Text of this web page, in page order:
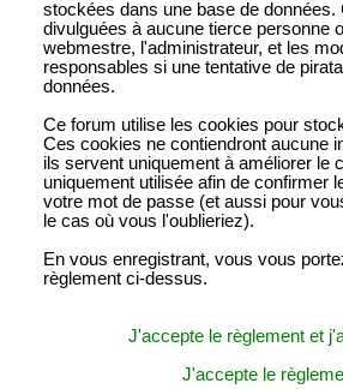
stockées dans une base de
divulguées à aucune tierce personne
webmestre, l'administrateur, et les
responsables si une tentative de
données.
Ce forum utilise les cookies pour
Ces cookies ne contiendront aucune
ils servent uniquement à améliorer le
uniquement utilisée afin de confirmer
votre mot de passe (et aussi pour
le cas où vous l'oublieriez).
En vous enregistrant, vous vous
règlement ci-dessus.
J'accepte le règlement et
J'accepte le